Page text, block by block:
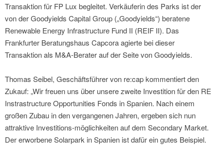
Transaktion für FP Lux begleitet. Verkäuferin des Parks ist der
von der Goodyields Capital Group („Goodyields“) beratene
Renewable Energy Infrastructure Fund II (REIF II). Das
Frankfurter Beratungshaus Capcora agierte bei dieser
Transaktion als M&A-Berater auf der Seite von Goodyields.
Thomas Seibel, Geschäftsführer von re:cap kommentiert den
Zukauf: „Wir freuen uns über unsere zweite Investition für den RE
Instrastructure Opportunities Fonds in Spanien. Nach einem
großen Zubau in den vergangenen Jahren, ergeben sich nun
attraktive Investitions-möglichkeiten auf dem Secondary Market.
Der erworbene Solarpark in Spanien ist dafür ein gutes Beispiel.